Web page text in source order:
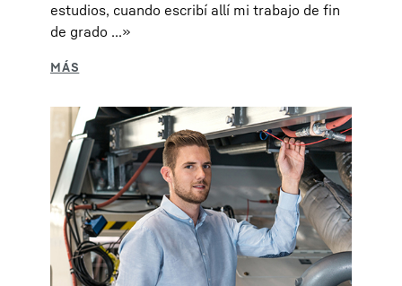
estudios, cuando escribí allí mi trabajo de fin
de grado ...»